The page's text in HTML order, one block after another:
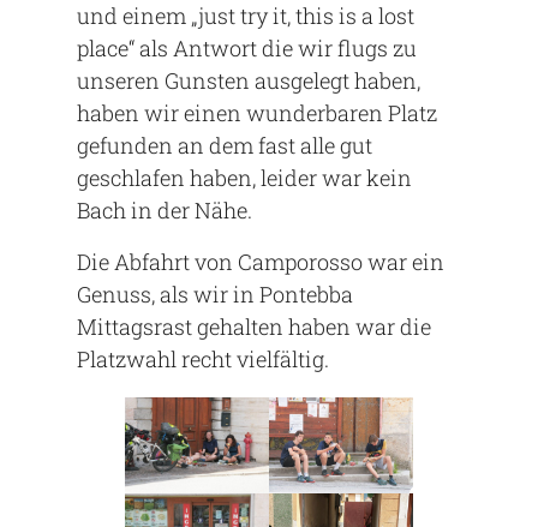
und einem „just try it, this is a lost
place“ als Antwort die wir flugs zu
unseren Gunsten ausgelegt haben,
haben wir einen wunderbaren Platz
gefunden an dem fast alle gut
geschlafen haben, leider war kein
Bach in der Nähe.
Die Abfahrt von Camporosso war ein
Genuss, als wir in Pontebba
Mittagsrast gehalten haben war die
Platzwahl recht vielfältig.